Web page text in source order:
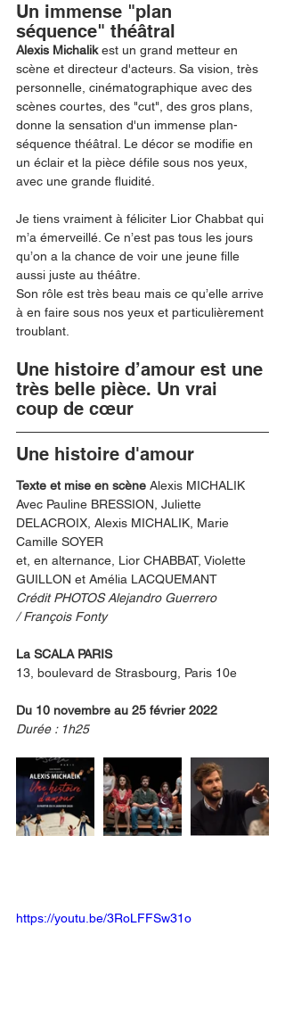
Un immense "plan
séquence" théâtral
Alexis Michalik est un grand metteur en
scène et directeur d'acteurs. Sa vision, très
personnelle, cinématographique avec des
scènes courtes, des "cut", des gros plans,
donne la sensation d'un immense plan-
séquence théâtral. Le décor se modifie en
un éclair et la pièce défile sous nos yeux,
avec une grande fluidité.
Je tiens vraiment à féliciter Lior Chabbat qui
m’a émerveillé. Ce n’est pas tous les jours
qu’on a la chance de voir une jeune fille
aussi juste au théâtre.
Son rôle est très beau mais ce qu’elle arrive
à en faire sous nos yeux et particulièrement
troublant.
Une histoire d’amour est une
très belle pièce. Un vrai
coup de cœur
Une histoire d'amour
Texte et mise en scène Alexis MICHALIK
Avec Pauline BRESSION, Juliette
DELACROIX, Alexis MICHALIK, Marie
Camille SOYER
et, en alternance, Lior CHABBAT, Violette
GUILLON et Amélia LACQUEMANT
Crédit PHOTOS Alejandro Guerrero
/ François Fonty
La SCALA PARIS
13, boulevard de Strasbourg, Paris 10e
Du 10 novembre au 25 février 2022
Durée : 1h25
https://youtu.be/3RoLFFSw31o